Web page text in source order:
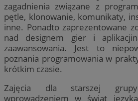
zagadnienia związane z
pętle, klonowanie, komunikaty,
inne. Ponadto zaprezentowane
nad designem gier i
zaawansowania. Jest to
poznania programowania w
krótkim czasie.
Zajęcia dla starszej
wprowadzeniem w świat